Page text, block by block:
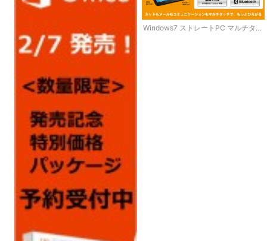
Windows7 ストレートPC マルチタッ